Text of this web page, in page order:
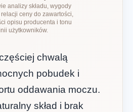
analizy składu, wygody
ceny do zawartości,
opisu producenta i tonu
użytkowników.
chwalą
pobudek i
oddawania moczu.
skład i brak